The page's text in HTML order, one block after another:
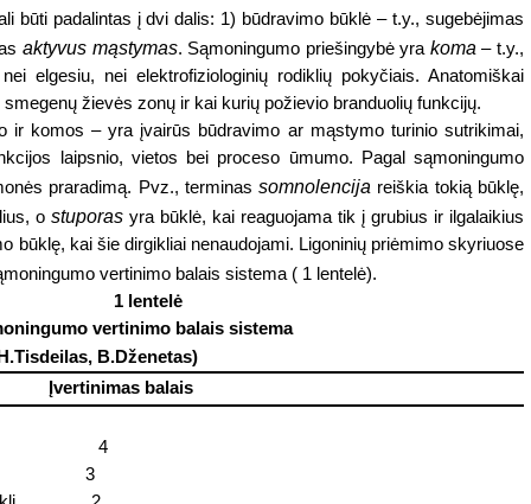
būti padalintas į dvi dalis: 1) būdravimo būklė – t.y., sugebėjimas
aktyvus mąstymas. Sąmoningumo priešingybė yra koma – t.y.,
elgesiu, nei elektrofiziologinių rodiklių pokyčiais. Anatomiškai
žievės zonų ir kai kurių požievio branduolių funkcijų.
ir komos – yra įvairūs būdravimo ar mąstymo turinio sutrikimai,
laipsnio, vietos bei proceso ūmumo. Pagal sąmoningumo
praradimą. Pvz., terminassomnolencija reiškia tokią būklę,
o stuporas yra būklė, kai reaguojama tik į grubius ir ilgalaikius
būklę, kai šie dirgikliai nenaudojami. Ligoninių priėmimo skyriuose
vertinimo balais sistema ( 1 lentelė).
1 lentelė
vertinimo balais sistema
B.Dženetas)
Įvertinimas balais
4
3